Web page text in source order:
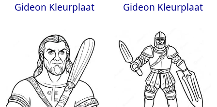
Gideon Kleurplaat Gideon Kleurplaat